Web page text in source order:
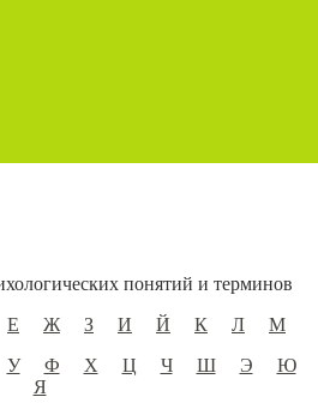
понятий и терминов
Е Ж З И Й К Л
М
У Ф Х Ц Ч Ш Э
Ю
Я